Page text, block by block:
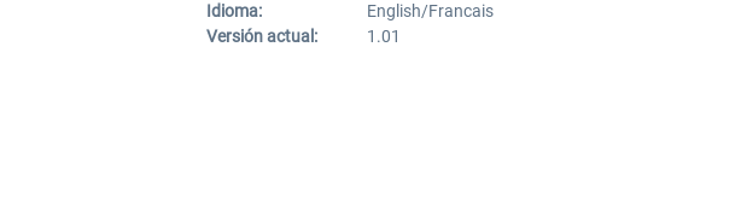
Idioma:
English/Francais
Versión actual:
1.01